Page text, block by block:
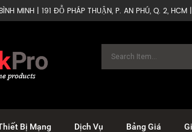
MINH | 191 ĐỖ PHÁP THUẬN, P. AN PHÚ, Q. 2, HCM |
Bị Mạng Dịch Vụ Bảng Giá